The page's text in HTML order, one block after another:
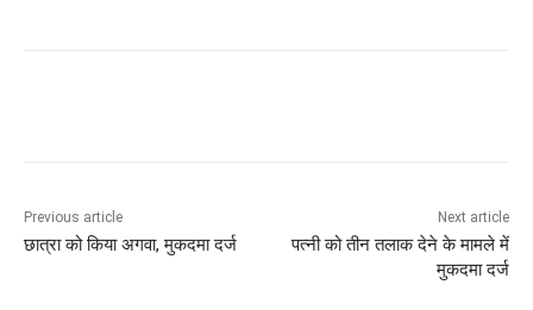
Previous article
छात्रा को किया अगवा, मुकदमा दर्ज
Next article
पत्नी को तीन तलाक देने के मामले में
मुकदमा दर्ज